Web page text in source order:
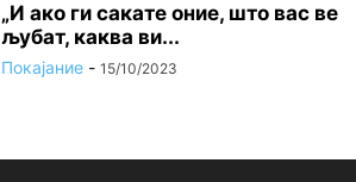
„И ако ги сакате оние, што вас ве
љубат, каква ви...
Покајание - 15/10/2023